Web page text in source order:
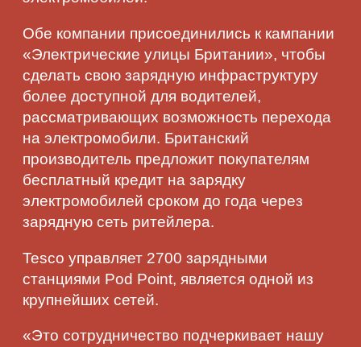
Обе компании присоединились к кампании
«Электрические улицы Британии», чтобы
сделать свою зарядную инфраструктуру
более доступной для водителей,
рассматривающих возможность перехода
на электромобили. Британский
производитель предложит покупателям
бесплатный кредит на зарядку
электромобилей сроком до года через
зарядную сеть ритейлера.​
Tesco управляет 2700 зарядными
станциями Pod Point, является одной из
крупнейших сетей.
«Это сотрудничество подчеркивает нашу